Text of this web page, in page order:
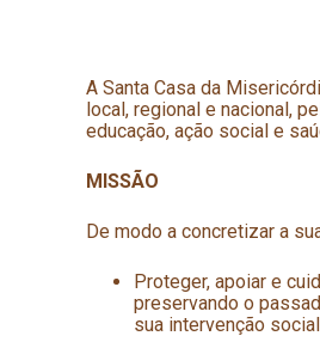
A Santa Casa da
local, regional e nacional,
educação, ação social e
MISSÃO
De modo a concretizar a
Proteger, apoiar e
preservando o
sua intervenção